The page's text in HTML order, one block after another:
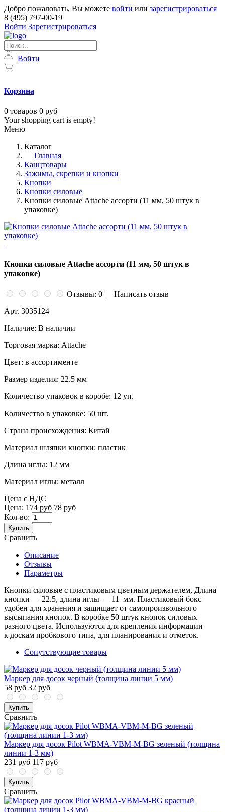
Добро пожаловать, Вы можете войти или зарегистрироваться
8 (495) 797-00-19
Войти Зарегистрироваться
Войти
Корзина
0 товаров 0 руб
Your shopping cart is empty!
Меню
Каталог
Главная
Канцтовары
Зажимы, скрепки и кнопки
Кнопки
Кнопки силовые
Кнопки силовые Attache ассорти (11 мм, 50 штук в
упаковке)
Кнопки силовые Attache ассорти (11 мм, 50 штук в
упаковке)
Отзывы: 0 |
Написать отзыв
Арт. 3035124
Наличие: В наличии
Торговая марка: Attache
Цвет: в ассортименте
Размер изделия: 22.5 мм
Количество упаковок в коробе: 12 уп.
Количество в упаковке: 50 шт.
Страна происхождения: Китай
Материал шляпки кнопки: пластик
Длина иглы: 12 мм
Материал иглы: металл
Цена с НДС
Цена: 174 руб 78 руб
Кол-во:
Купить
Сравнить
Описание
Отзывы
Параметры
Кнопки силовые с пластиковым цветным держателем, Длина
кнопки — 22.5, длина иглы — 11 мм. Пластиковый бокс
удобен для хранения и защищает от самопроизвольного
высыпания кнопок. В коробке 50 штук кнопок силовых
разного цвета. Используются для крепления информации
к доскам пробкового типа, для планирования и отметок.
Сопутствующие товары
Маркер для досок черный (толщина линии 5 мм)
58 руб 32 руб
Купить
Сравнить
Маркер для досок Pilot WBMA-VBM-M-BG зеленый (толщина
линии 1-3 мм)
231 руб 117 руб
Купить
Сравнить